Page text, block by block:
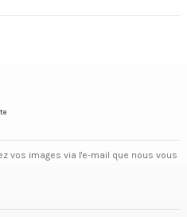
vos images via l'e-mail que nous vous